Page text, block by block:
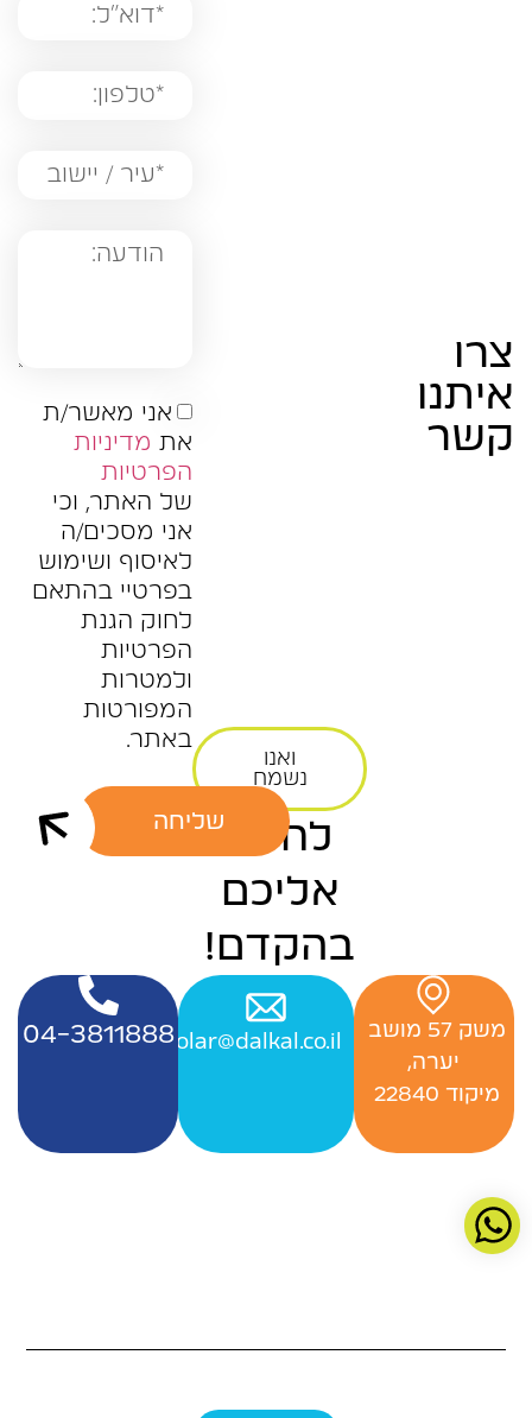
צרו
איתנו
קשר
ואנו
נשמח
לחזור
אליכם
בהקדם!
אני מאשר/ת
את מדיניות
הפרטיות
של האתר, וכי
אני מסכים/ה
לאיסוף ושימוש
בפרטיי בהתאם
לחוק הגנת
הפרטיות
ולמטרות
המפורטות
באתר.
שליחה
‬משק‭ ‬57‭ ‬מושב‭ ‬
יערה,
‬מיקוד 22840 ‭
Officesolar@dalkal.co.il
04-3811888